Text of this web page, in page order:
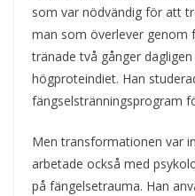
som var nödvändig för att
man som överlever genom
tränade två gånger
högproteindiet. Han
fängselstränningsprogram
Men transformationen var
arbetade också med
på fängelsetrauma. Han